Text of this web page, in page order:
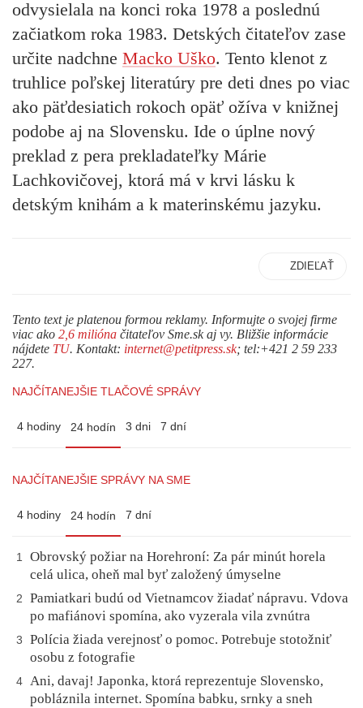
odvysielala na konci roka 1978 a poslednú
začiatkom roka 1983. Detských čitateľov zase
určite nadchne Macko Uško. Tento klenot z
truhlice poľskej literatúry pre deti dnes po viac
ako päťdesiatich rokoch opäť ožíva v knižnej
podobe aj na Slovensku. Ide o úplne nový
preklad z pera prekladateľky Márie
Lachkovičovej, ktorá má v krvi lásku k
detským knihám a k materinskému jazyku.
ZDIEĽAŤ
Tento text je platenou formou reklamy. Informujte o svojej firme
viac ako 2,6 milióna čitateľov Sme.sk aj vy. Bližšie informácie
nájdete TU. Kontakt: internet@petitpress.sk; tel:+421 2 59 233
227.
NAJČÍTANEJŠIE TLAČOVÉ SPRÁVY
4 hodiny 24 hodín 3 dni 7 dní
NAJČÍTANEJŠIE SPRÁVY NA SME
4 hodiny 24 hodín 7 dní
1
Obrovský požiar na Horehroní: Za pár minút horela
celá ulica, oheň mal byť založený úmyselne
2
Pamiatkari budú od Vietnamcov žiadať nápravu. Vdova
po mafiánovi spomína, ako vyzerala vila zvnútra
3
Polícia žiada verejnosť o pomoc. Potrebuje stotožniť
osobu z fotografie
4 Ani, davaj! Japonka, ktorá reprezentuje Slovensko,
pobláznila internet. Spomína babku, srnky a sneh